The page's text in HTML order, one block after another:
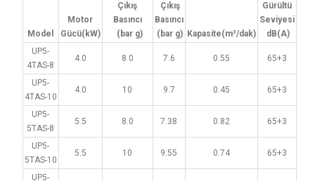
Model
Motor
Gücü(kW)
Çıkış
Basıncı
(bar g)
Çıkış
Basıncı
(bar g) Kapasite(m³/dak)
Gürültü
Seviyesi
dB(A)
UP5-
4TAS-8
4.0 8.0 7.6 0.55 65+3
UP5-
4TAS-10
4.0 10 9.7 0.45 65+3
UP5-
5TAS-8
5.5 8.0 7.38 0.82 65+3
UP5-
5TAS-10
5.5 10 9.55 0.74 65+3
UP5-